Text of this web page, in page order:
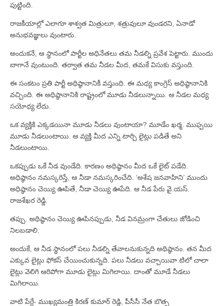
పుట్టింది.
రాజకీయాల్లో ఎలాగూ శాశ్వత మిత్రులూ, శత్రువులూ వుండరని, ఏనాడో
అనుభవజ్ఞులు వుంటారు.
అందుకనే, ఆ స్థానంలో పార్టీల అధినేతలు తమ నీడల్ని ప్రవేశ పెట్టారు. ముందు
బాగానే వుంటుంది. తర్వాత తమ నీడల మీద, తమకే విసుకు వస్తుంది.
ఈ సంకటం ప్రతి పార్టీ అథిష్ఠానానికీ వస్తుంది. ఈ మధ్య కాంగ్రెస్‌ అధిష్ఠానానికి
వచ్చింది. ఈ అధిష్ఠానానికి రాష్ట్రంలో మూడు నీడలున్నాయి. ఆ నీడల మధ్య
సయోధ్య లేదు.
ఒక వ్యక్తికి ఎక్కడయినా మూడు నీడలు వుంటాయా? మూడేం ఖర్మ. ముఫ్పయి
మూడు నీడలుంటాయి. ఆ వ్యక్తి మీద ఎన్ని టార్చి లైట్లు పడితే అని
నీడలుంటాయి.
ఒకప్పుడు ఒకే నీడ వుండేది. కారణం అథిష్ఠానం మీద ఒకే లైట్‌ పడేది.
అధిష్ఠానం నమస్కరిస్తే, ఆ నీడా నమస్కరించేది. ‘అశేష జనవాహిని’ ముందు
అధిష్ఠానం చెయ్యి ఊపితే, నీడా చెయ్యి ఊపేది. ఆ నీడ పేరు వై.యస్‌.
రాజశేఖర రెడ్డి.
తప్పు. అథిష్ఠానం చెయ్యి ఊపినప్పుడు, నీడ వినమ్రంగా చేతులు జోడించి
నిలబడాలి.
అందుకే, ఆ నీడ స్థానంలో పలు నీడల్ని తేవాలనుకున్నది అథిష్ఠానం. తన మీద
ఎక్కువ లైట్లు ఫోకస్‌ చేయించుకున్నది. పలు నీడలు వచ్చాయివా.టిలో చాలా
లైట్లు వెలిగి ఆరిపోగా మూడు లైట్లు మిగిలాయి. దాంతో మూడే నీడలు
మిగిలాయి.
వాటి పేర్లే- ముఖ్యమంత్రి కిరణ్‌ కుమార్‌ రెడ్డి, పీసీసీ నేత బొత్స